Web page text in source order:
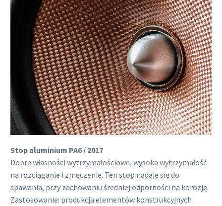
Stop aluminium PA6 / 2017
Dobre własności wytrzymałościowe, wysoka wytrzymałość
na rozciąganie i zmęczenie. Ten stop nadaje się do
spawania, przy zachowaniu średniej odporności na korozję.
Zastosowanie: produkcja elementów konstrukcyjnych